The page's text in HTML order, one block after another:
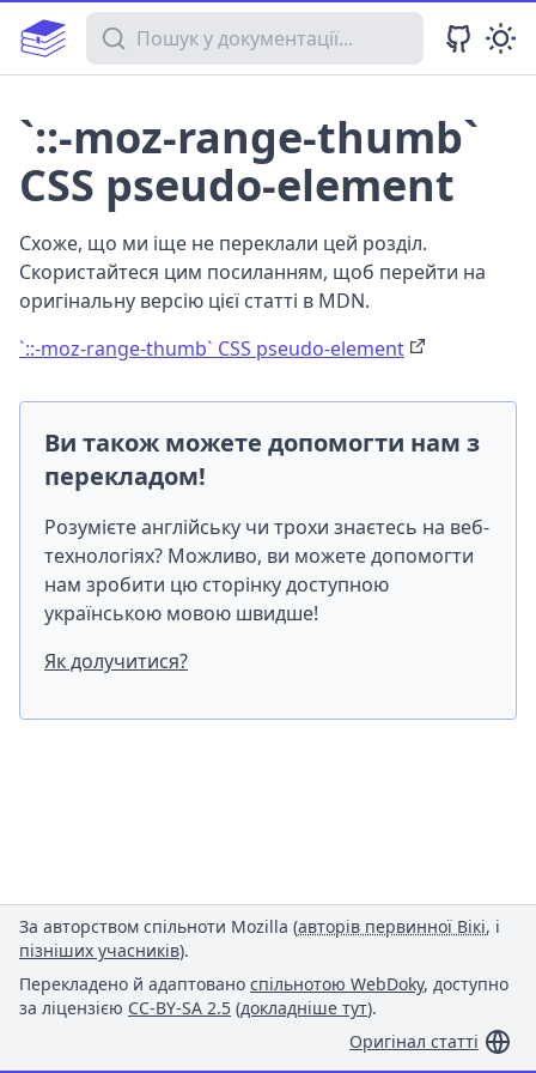
Пошук у документації
`::-moz-range-thumb`
CSS pseudo-element
Схоже, що ми іще не переклали цей розділ.
Скористайтеся цим посиланням, щоб перейти на
оригінальну версію цієї статті в MDN.
`::-moz-range-thumb` CSS pseudo-element
Ви також можете допомогти нам з
перекладом!
Розумієте англійську чи трохи знаєтесь на веб-
технологіях? Можливо, ви можете допомогти
нам зробити цю сторінку доступною
українською мовою швидше!
Як долучитися?
За авторством спільноти Mozilla (авторів первинної Вікі, і
пізніших учасників).
Перекладено й адаптовано спільнотою WebDoky, доступно
за ліцензією CC-BY-SA 2.5 (докладніше тут).
Оригінал статті